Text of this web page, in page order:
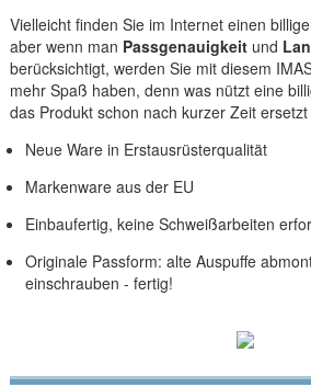
Vielleicht finden Sie im Internet einen
aber wenn man Passgenauigkeit und
berücksichtigt, werden Sie mit diesem
mehr Spaß haben, denn was nützt eine
das Produkt schon nach kurzer Zeit
Neue Ware in Erstausrüsterqualität
Markenware aus der EU
Einbaufertig, keine Schweißarbeiten
Originale Passform: alte Auspuffe
einschrauben - fertig!